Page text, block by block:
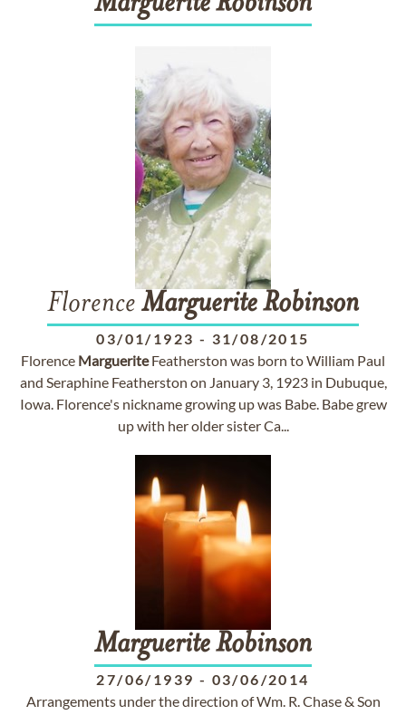
Florence MargueriteRobinson
03/01/1923 - 31/08/2015
Florence MargueriteFeatherston was born to William Paul
and Seraphine Featherston on January 3, 1923 in Dubuque,
Iowa. Florence's nickname growing up was Babe. Babe grew
up with her older sister Ca...
MargueriteRobinson
27/06/1939 - 03/06/2014
Arrangements under the direction of Wm. R. Chase & Son